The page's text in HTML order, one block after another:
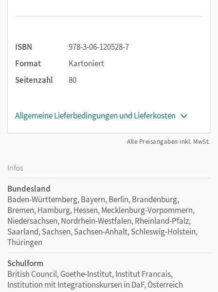
ISBN
978-3-06-120528-7
Format
Kartoniert
Seitenzahl
80
Allgemeine Lieferbedingungen und Lieferkosten
Alle Preisangaben inkl. MwSt.
Infos
Bundesland
Baden-Württemberg, Bayern, Berlin, Brandenburg,
Bremen, Hamburg, Hessen, Mecklenburg-Vorpommern,
Niedersachsen, Nordrhein-Westfalen, Rheinland-Pfalz,
Saarland, Sachsen, Sachsen-Anhalt, Schleswig-Holstein,
Thüringen
Schulform
British Council, Goethe-Institut, Institut Francais,
Institution mit Integrationskursen in DaF, Österreich